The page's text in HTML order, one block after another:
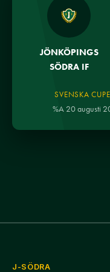
JÖNKÖPINGS
SÖDRA IF
SVENSKA
%A 20 augusti
J-SÖDRA